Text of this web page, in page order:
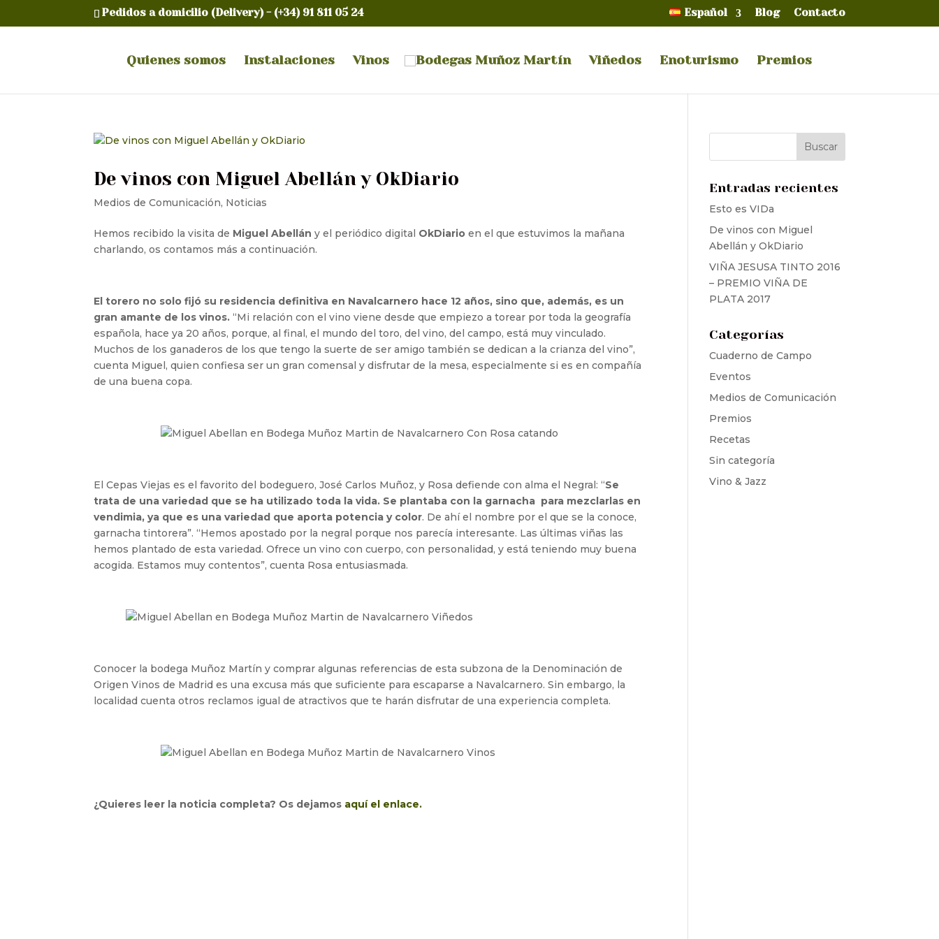
Pedidos a domicilio (Delivery) - (+34) 91 811 05 24 Español Blog Contacto
Quienes somos Instalaciones Vinos Viñedos Enoturismo Premios
De vinos con Miguel Abellán y OkDiario
Medios de Comunicación, Noticias
Hemos recibido la visita de Miguel Abellán y el periódico digital OkDiario en el que estuvimos la mañana
charlando, os contamos más a continuación.
El torero no solo fijó su residencia definitiva en Navalcarnero hace 12 años, sino que, además, es un
gran amante de los vinos. “Mi relación con el vino viene desde que empiezo a torear por toda la geografía
española, hace ya 20 años, porque, al final, el mundo del toro, del vino, del campo, está muy vinculado.
Muchos de los ganaderos de los que tengo la suerte de ser amigo también se dedican a la crianza del vino”,
cuenta Miguel, quien confiesa ser un gran comensal y disfrutar de la mesa, especialmente si es en compañía
de una buena copa.
El Cepas Viejas es el favorito del bodeguero, José Carlos Muñoz, y Rosa defiende con alma el Negral: “Se
trata de una variedad que se ha utilizado toda la vida. Se plantaba con la garnacha para mezclarlas en
vendimia, ya que es una variedad que aporta potencia y color. De ahí el nombre por el que se la conoce,
garnacha tintorera”. “Hemos apostado por la negral porque nos parecía interesante. Las últimas viñas las
hemos plantado de esta variedad. Ofrece un vino con cuerpo, con personalidad, y está teniendo muy buena
acogida. Estamos muy contentos”, cuenta Rosa entusiasmada.
Conocer la bodega Muñoz Martín y comprar algunas referencias de esta subzona de la Denominación de
Origen Vinos de Madrid es una excusa más que suficiente para escaparse a Navalcarnero. Sin embargo, la
localidad cuenta otros reclamos igual de atractivos que te harán disfrutar de una experiencia completa.
¿Quieres leer la noticia completa? Os dejamos aquí el enlace.
Entradas recientes
Esto es VIDa
De vinos con Miguel
Abellán y OkDiario
VIÑA JESUSA TINTO 2016
– PREMIO VIÑA DE
PLATA 2017
Categorías
Cuaderno de Campo
Eventos
Medios de Comunicación
Premios
Recetas
Sin categoría
Vino & Jazz